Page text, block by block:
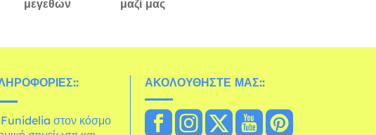
μεγεθών
μαζί μας
στον κόσμο
ΑΚΟΛΟΥΘΉΣΤΕ ΜΑΣ::